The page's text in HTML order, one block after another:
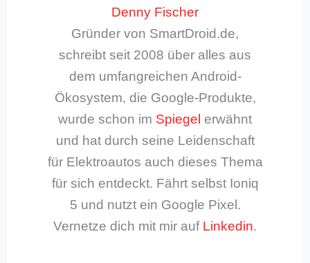
Denny Fischer
Gründer von SmartDroid.de,
schreibt seit 2008 über alles aus
dem umfangreichen Android-
Ökosystem, die Google-Produkte,
wurde schon im Spiegel erwähnt
und hat durch seine Leidenschaft
für Elektroautos auch dieses Thema
für sich entdeckt. Fährt selbst Ioniq
5 und nutzt ein Google Pixel.
Vernetze dich mit mir auf Linkedin.